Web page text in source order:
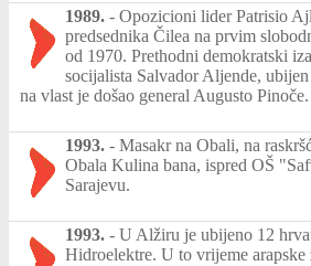
1989. - Opozicioni lider Patrisio
predsednika Čilea na prvim
od 1970. Prethodni demokratski
socijalista Salvador Aljende,
na vlast je došao general Augusto Pinoče.
1993. - Masakr na Obali, na
Obala Kulina bana, ispred OŠ
Sarajevu.
1993. - U Alžiru je ubijeno 12
Hidroelektre. U to vrijeme arapske